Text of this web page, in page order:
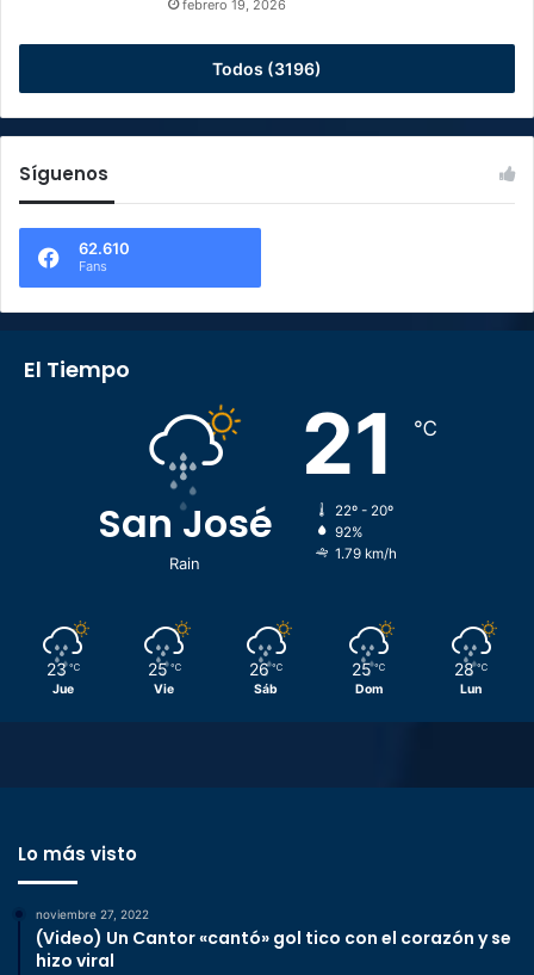
febrero 19, 2026
Todos (3196)
Síguenos
62.610
Fans
El Tiempo
San José
Rain
21 ℃
22º - 20º
92%
1.79 km/h
23 ℃
Jue
25 ℃
Vie
26 ℃
Sáb
25 ℃
Dom
28 ℃
Lun
Lo más visto
noviembre 27, 2022
(Video) Un Cantor «cantó» gol tico con el corazón y se
hizo viral